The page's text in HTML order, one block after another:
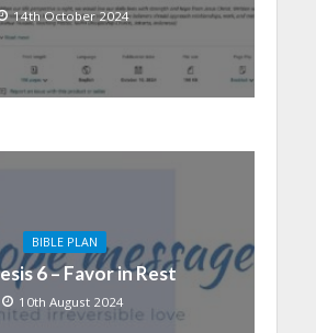
14th October 2024
BIBLE PLAN
6 – Favor in Rest
10th August 2024